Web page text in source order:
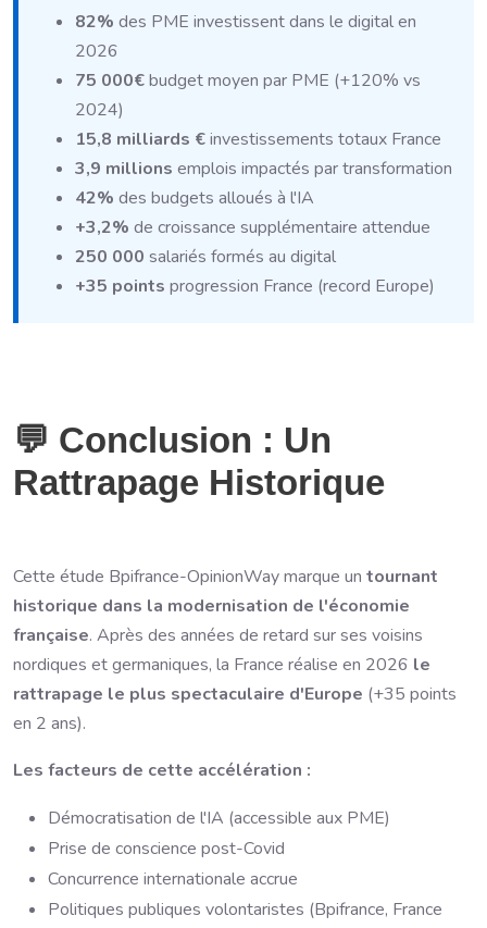
82% des PME investissent dans le digital en
2026
75 000€budget moyen par PME (+120% vs
2024)
15,8 milliards €investissements totaux France
3,9 millions emplois impactés par transformation
42% des budgets alloués à l'IA
+3,2% de croissance supplémentaire attendue
250 000 salariés formés au digital
+35 points progression France (record Europe)
💬 Conclusion : Un
Rattrapage Historique
Cette étude Bpifrance-OpinionWay marque un tournant
historique dans la modernisation de l'économie
française. Après des années de retard sur ses voisins
nordiques et germaniques, la France réalise en 2026 le
rattrapage le plus spectaculaire d'Europe (+35 points
en 2 ans).
Les facteurs de cette accélération :
Démocratisation de l'IA (accessible aux PME)
Prise de conscience post-Covid
Concurrence internationale accrue
Politiques publiques volontaristes (Bpifrance, France